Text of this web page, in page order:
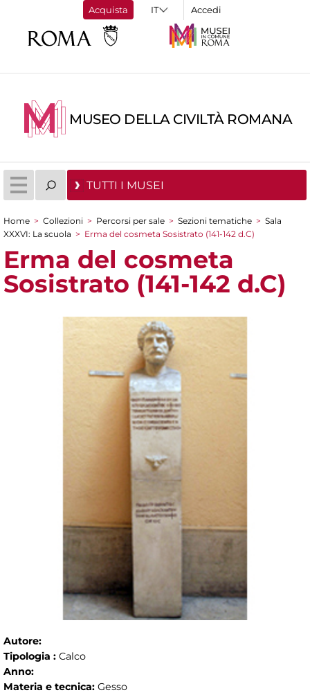
Acquista Accedi
MUSEO DELLA CIVILTÀ ROMANA
TUTTI I MUSEI
Tu sei qui
Home > Collezioni > Percorsi per sale > Sezioni tematiche > Sala
XXXVI: La scuola > Erma del cosmeta Sosistrato (141-142 d.C)
Erma del cosmeta
Sosistrato (141-142 d.C)
Autore:
Tipologia : Calco
Anno:
Materia e tecnica: Gesso